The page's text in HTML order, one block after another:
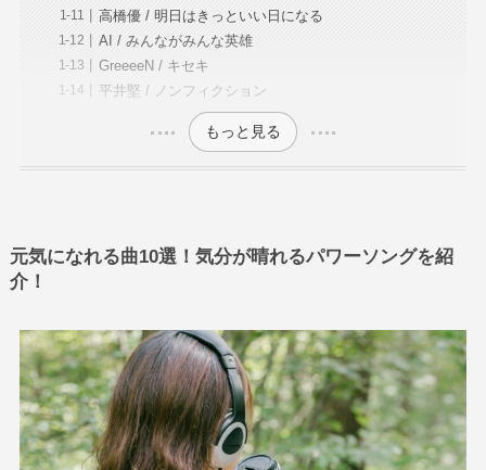
高橋優 / 明日はきっといい日になる
AI / みんながみんな英雄
GreeeeN / キセキ
平井堅 / ノンフィクション
もっと見る
元気になれる曲10選！気分が晴れるパワーソングを紹
介！